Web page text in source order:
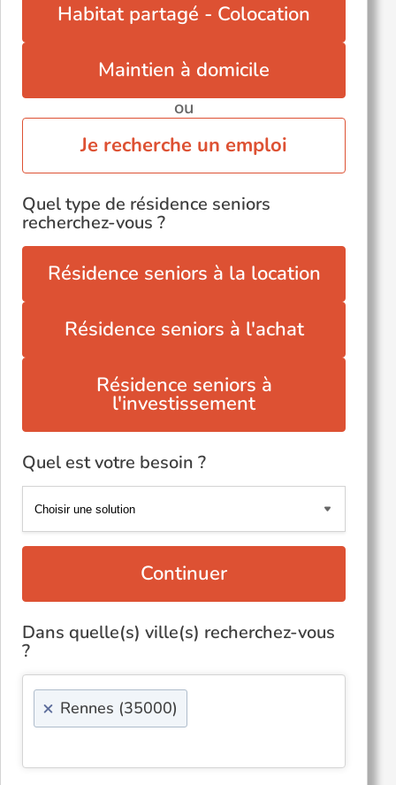
Habitat partagé - Colocation
Maintien à domicile
ou
Je recherche un emploi
Quel type de résidence seniors
recherchez-vous ?
Résidence seniors à la location
Résidence seniors à l'achat
Résidence seniors à
l'investissement
Quel est votre besoin ?
Continuer
Dans quelle(s) ville(s) recherchez-vous
?
× Rennes (35000)